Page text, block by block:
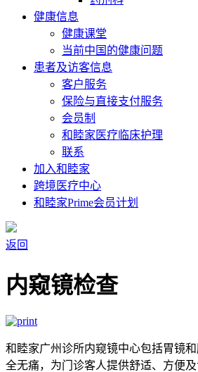
健康信息
健康课堂
当前中国的健康问题
患者及访客信息
客户服务
保险与直接支付服务
会员制
和睦家医疗临床护理
联系
加入和睦家
跨境医疗中心
和睦家Prime会员计划
返回
内窥镜检查
和睦家广州诊所内窥镜中心包括胃镜
全无痛，为门诊客人提供舒适、方便